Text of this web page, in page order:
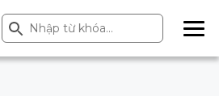
Search
for:
Search Button
ME
NU